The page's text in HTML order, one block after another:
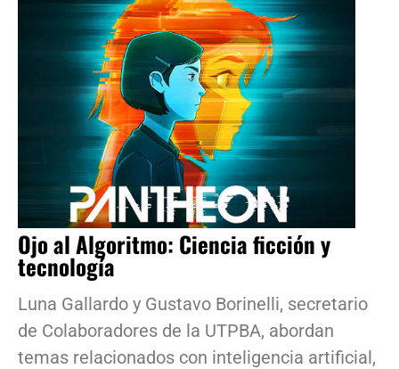
Ojo al Algoritmo: Ciencia ficción y
tecnología
Luna Gallardo y Gustavo Borinelli, secretario
de Colaboradores de la UTPBA, abordan
temas relacionados con inteligencia artificial,